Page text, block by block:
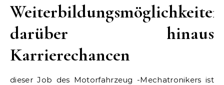
Weiterbildungsmöglichkeiten
darüber hinaus
Karrierechancen
dieser Job des Motorfahrzeug -Mechatronikers ist